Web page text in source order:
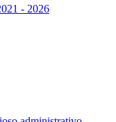
- 2026